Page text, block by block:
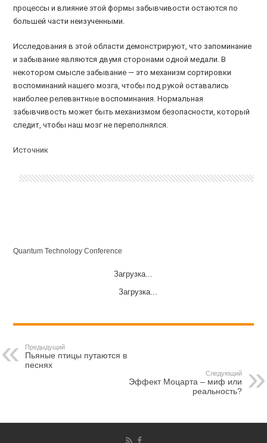
процессы и влияние этой формы забывчивости остаются по
большей части неизученными.
Исследования в этой области демонстрируют, что запоминание
и забывание являются двумя сторонами одной медали. В
некотором смысле забывание — это механизм сортировки
воспоминаний нашего мозга, чтобы под рукой оставались
наиболее релевантные воспоминания. Нормальная
забывчивость может быть механизмом безопасности, который
следит, чтобы наш мозг не переполнялся.
Источник
Quantum Technology Conference
Загрузка...
Загрузка...
Предыдущий
Пьяные птицы путаются в
песнях
Следующий
Эффект Моцарта – миф или
реальность?